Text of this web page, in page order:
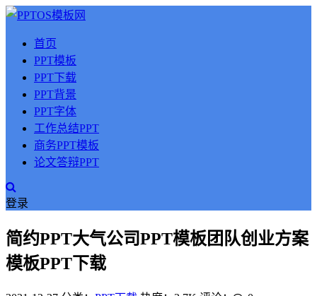
首页
PPT模板
PPT下载
PPT背景
PPT字体
工作总结PPT
商务PPT模板
论文答辩PPT
登录
简约PPT大气公司PPT模板团队创业方案
模板PPT下载